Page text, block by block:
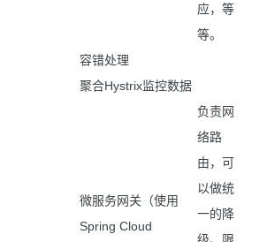
应，等
等。
容错处理
聚合Hystrix监控数据
微服务网关（使用
Spring Cloud
负责网
络路
由，可
以做统
一的降
级、限